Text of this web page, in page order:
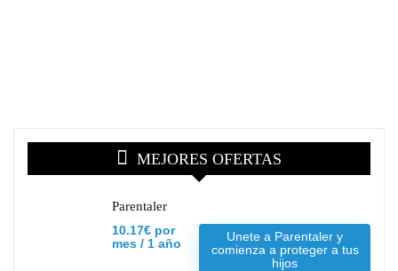
MEJORES OFERTAS
Parentaler
10.17€ por
mes / 1 año
Unete a Parentaler y
comienza a proteger a tus
hijos